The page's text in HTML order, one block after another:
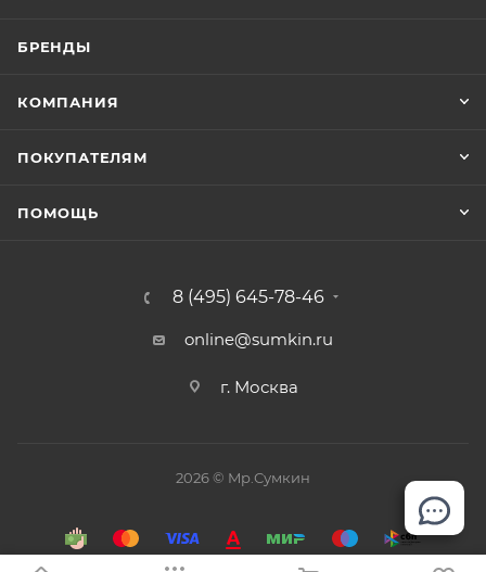
БРЕНДЫ
КОМПАНИЯ
ПОКУПАТЕЛЯМ
ПОМОЩЬ
8 (495) 645-78-46
online@sumkin.ru
г. Москва
2026 © Mр.Сумкин